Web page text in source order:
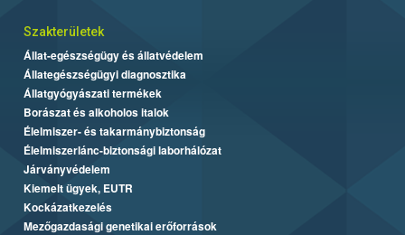
Szakterületek
Állat-egészségügy és állatvédelem
Állategészségügyi diagnosztika
Állatgyógyászati termékek
Borászat és alkoholos italok
Élelmiszer- és takarmánybiztonság
Élelmiszerlánc-biztonsági laborhálózat
Járványvédelem
Kiemelt ügyek, EUTR
Kockázatkezelés
Mezőgazdasági genetikai erőforrások